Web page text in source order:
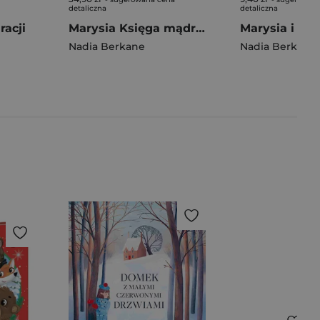
detaliczna
Marysia Księga mądrego malucha
Nadia Berkane
detaliczna
Nadia Berkane